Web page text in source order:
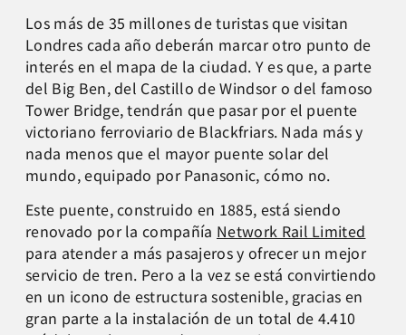
Los más de 35 millones de turistas que visitan
Londres cada año deberán marcar otro punto de
interés en el mapa de la ciudad. Y es que, a parte
del Big Ben, del Castillo de Windsor o del famoso
Tower Bridge, tendrán que pasar por el puente
victoriano ferroviario de Blackfriars. Nada más y
nada menos que el mayor puente solar del
mundo, equipado por Panasonic, cómo no.
Este puente, construido en 1885, está siendo
renovado por la compañía Network Rail Limited
para atender a más pasajeros y ofrecer un mejor
servicio de tren. Pero a la vez se está convirtiendo
en un icono de estructura sostenible, gracias en
gran parte a la instalación de un total de 4.410